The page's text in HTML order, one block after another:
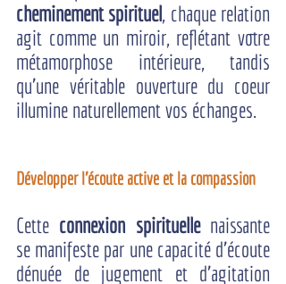
cheminement spirituel, chaque relation
agit comme un miroir, reflétant votre
métamorphose intérieure, tandis
qu'une véritable ouverture du coeur
illumine naturellement vos échanges.
Développer l'écoute active et la compassion
Cette connexion spirituelle naissante
se manifeste par une capacité d'écoute